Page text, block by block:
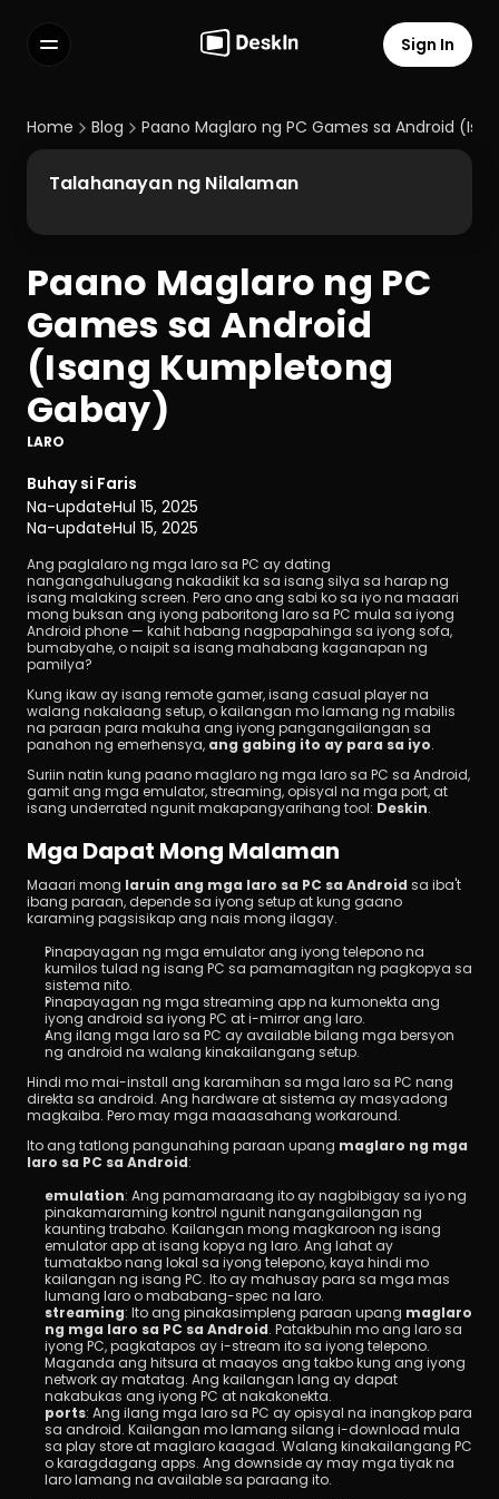
FAQs
Select Language
Terms of Service
Sign In
Home Blog Paano Maglaro ng PC Games sa Android
Paano Maglaro ng PC
Games sa Android
(Isang Kumpletong
Gabay)
LARO
Buhay si Faris
Na-updateHul 15, 2025
Na-updateHul 15, 2025
Ang paglalaro ng mga laro sa PC ay dating
nangangahulugang nakadikit ka sa isang silya sa harap ng
isang malaking screen. Pero ano ang sabi ko sa iyo na maaari
mong buksan ang iyong paboritong laro sa PC mula sa iyong
Android phone — kahit habang nagpapahinga sa iyong sofa,
bumabyahe, o naipit sa isang mahabang kaganapan ng
pamilya?
Kung ikaw ay isang remote gamer, isang casual player na
walang nakalaang setup, o kailangan mo lamang ng mabilis
na paraan para makuha ang iyong pangangailangan sa
panahon ng emerhensya, ang gabing ito ay para sa iyo.
Suriin natin kung paano maglaro ng mga laro sa PC sa Android,
gamit ang mga emulator, streaming, opisyal na mga port, at
isang underrated ngunit makapangyarihang tool: Deskin.
Mga Dapat Mong Malaman
Maaari mong laruin ang mga laro sa PC sa Android sa iba't
ibang paraan, depende sa iyong setup at kung gaano
karaming pagsisikap ang nais mong ilagay.
Pinapayagan ng mga emulator ang iyong telepono na
kumilos tulad ng isang PC sa pamamagitan ng pagkopya sa
sistema nito.
Pinapayagan ng mga streaming app na kumonekta ang
iyong android sa iyong PC at i-mirror ang laro.
Ang ilang mga laro sa PC ay available bilang mga bersyon
ng android na walang kinakailangang setup.
Hindi mo mai-install ang karamihan sa mga laro sa PC nang
direkta sa android. Ang hardware at sistema ay masyadong
magkaiba. Pero may mga maaasahang workaround.
Ito ang tatlong pangunahing paraan upang maglaro ng mga
laro sa PC sa Android:
emulation: Ang pamamaraang ito ay nagbibigay sa iyo ng
pinakamaraming kontrol ngunit nangangailangan ng
kaunting trabaho. Kailangan mong magkaroon ng isang
emulator app at isang kopya ng laro. Ang lahat ay
tumatakbo nang lokal sa iyong telepono, kaya hindi mo
kailangan ng isang PC. Ito ay mahusay para sa mga mas
lumang laro o mababang-spec na laro.
streaming: Ito ang pinakasimpleng paraan upang maglaro
ng mga laro sa PC sa Android. Patakbuhin mo ang laro sa
iyong PC, pagkatapos ay i-stream ito sa iyong telepono.
Maganda ang hitsura at maayos ang takbo kung ang iyong
network ay matatag. Ang kailangan lang ay dapat
nakabukas ang iyong PC at nakakonekta.
ports: Ang ilang mga laro sa PC ay opisyal na inangkop para
sa android. Kailangan mo lamang silang i-download mula
sa play store at maglaro kaagad. Walang kinakailangang PC
o karagdagang apps. Ang downside ay may mga tiyak na
laro lamang na available sa paraang ito.
Talahanayan ng Nilalaman